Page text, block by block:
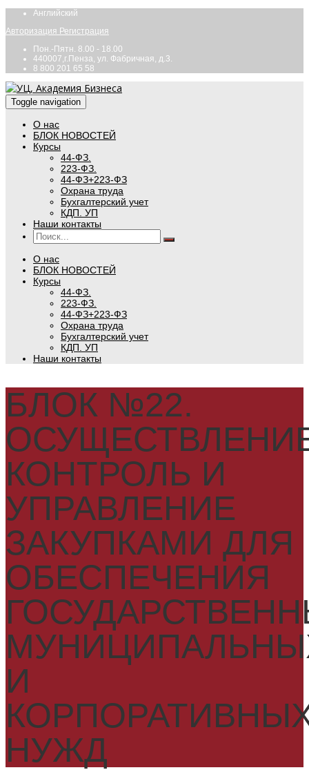
Английский
Авторизация Регистрация
Пон.-Пятн. 8.00 - 18.00
440007,г.Пенза, ул. Фабричная, д.3.
8 800 201 65 58
Toggle navigation
О нас
БЛОК НОВОСТЕЙ
Курсы
44-ФЗ.
223-ФЗ.
44-ФЗ+223-ФЗ
Охрана труда
Бухгалтерский учет
КДП. УП
Наши контакты
О нас
БЛОК НОВОСТЕЙ
Курсы
44-ФЗ.
223-ФЗ.
44-ФЗ+223-ФЗ
Охрана труда
Бухгалтерский учет
КДП. УП
Наши контакты
БЛОК №22.
КОНТРОЛЬ И
УПРАВЛЕНИЕ
ЗАКУПКАМИ ДЛЯ
ОБЕСПЕЧЕНИЯ
И
НУЖД